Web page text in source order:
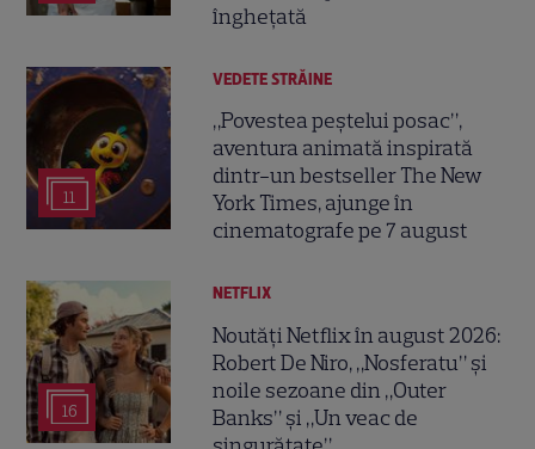
înghețată
11
VEDETE STRĂINE
„Povestea peștelui posac”,
aventura animată inspirată
dintr-un bestseller The New
York Times, ajunge în
cinematografe pe 7 august
16
NETFLIX
Noutăți Netflix în august 2026:
Robert De Niro, „Nosferatu” și
noile sezoane din „Outer
Banks” și „Un veac de